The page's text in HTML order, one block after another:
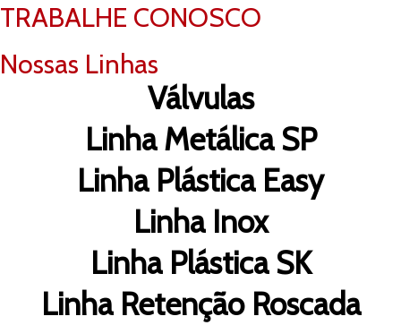
TRABALHE CONOSCO
Nossas Linhas
Válvulas
Linha Metálica SP
Linha Plástica Easy
Linha Inox
Linha Plástica SK
Linha Retenção Roscada